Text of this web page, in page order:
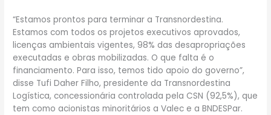
“Estamos prontos para terminar a Transnordestina.
Estamos com todos os projetos executivos aprovados,
licenças ambientais vigentes, 98% das desapropriações
executadas e obras mobilizadas. O que falta é o
financiamento. Para isso, temos tido apoio do governo”,
disse Tufi Daher Filho, presidente da Transnordestina
Logística, concessionária controlada pela CSN (92,5%), que
tem como acionistas minoritários a Valec e a BNDESPar.